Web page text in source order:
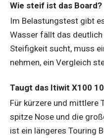
Wie steif ist das Board?
Im Belastungstest gibt
Wasser fällt das
Steifigkeit sucht, muss
nehmen, ein Vergleich
Taugt das Itiwit X100
Für kürzere und mittlere
spitze Nose und die
ist ein längeres Touring